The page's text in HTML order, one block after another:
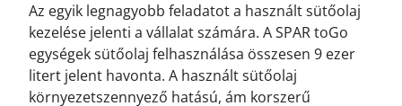
Az egyik legnagyobb feladatot a használt sütőolaj
kezelése jelenti a vállalat számára. A SPAR toGo
egységek sütőolaj felhasználása összesen 9 ezer
litert jelent havonta. A használt sütőolaj
környezetszennyező hatású, ám korszerű